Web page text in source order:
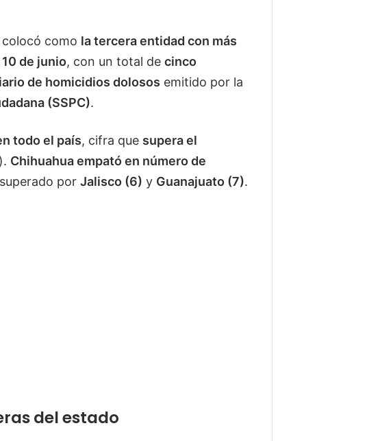
colocó como la tercera entidad con más
de junio, con un total de cinco
de homicidios dolosos emitido por la
(SSPC).
todo el país, cifra que supera el
Chihuahua empató en número de
por Jalisco (6) y Guanajuato (7).
del estado